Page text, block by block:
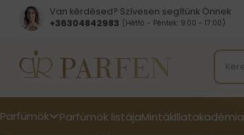
Van kérdésed? Szívesen segítünk Önnek
+36304842983 (Hétfő - Péntek: 9:00 - 17:00)
Parfümök Parfümök listájaMintákIllatakadémia